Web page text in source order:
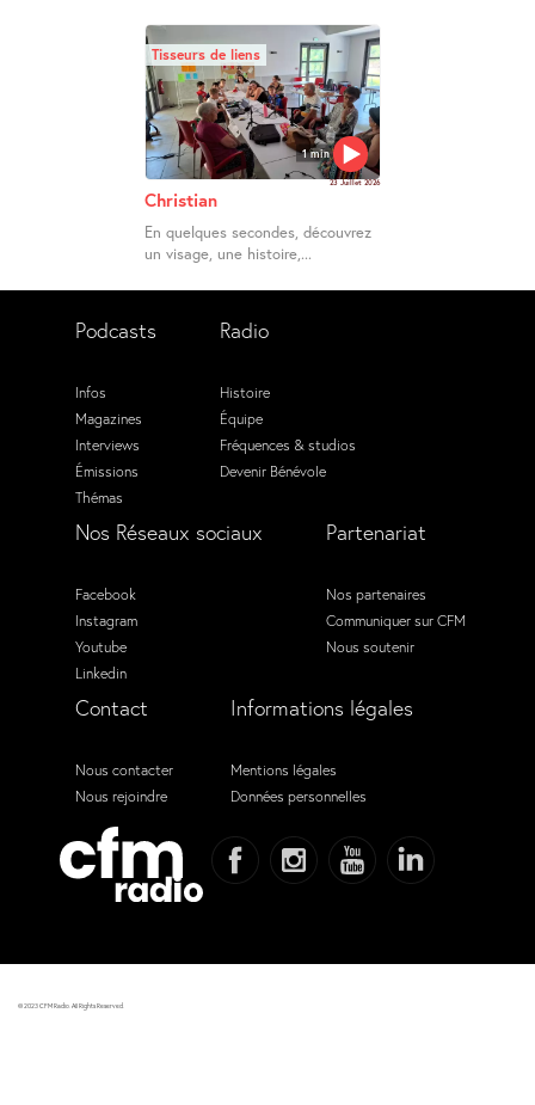
1 min
Tisseurs de liens
23 Juillet 2026
Christian
En quelques secondes, découvrez
un visage, une histoire,...
Podcasts
Infos
Magazines
Interviews
Émissions
Thémas
Radio
Histoire
Équipe
Fréquences & studios
Devenir Bénévole
Nos Réseaux sociaux
Facebook
Instagram
Youtube
Linkedin
Partenariat
Nos partenaires
Communiquer sur CFM
Nous soutenir
Contact
Nous contacter
Nous rejoindre
Informations légales
Mentions légales
Données personnelles
© 2023 CFM Radio. All Rights Reserved.